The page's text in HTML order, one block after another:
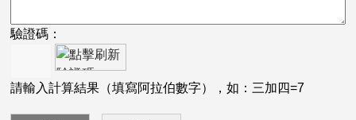
驗證碼：
請輸入計算結果（填寫阿拉伯數字），如：三加四=7